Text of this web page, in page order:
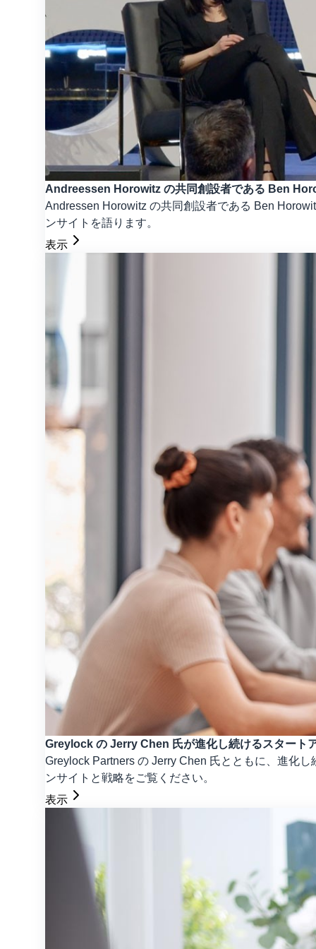
Andreessen Horowitz の共同創設者である Ben
Andressen Horowitz の共同創設者である Ben
ンサイトを語ります。
表示
Greylock の Jerry Chen 氏が進化し続けるスタート
Greylock Partners の Jerry Chen 氏とともに、進化
ンサイトと戦略をご覧ください。
表示